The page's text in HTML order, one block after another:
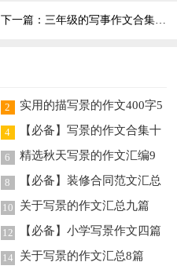
下一篇： 三年级的写事作文合集5篇
2
实用的描写景的作文400字5
篇
4
【必备】写景的作文合集十
篇
6
精选秋天写景的作文汇编9
篇
8
【必备】装修合同范文汇总
十篇
10 关于写景的作文汇总九篇
12 【必备】小学写景作文四篇
14 关于写景的作文汇总8篇